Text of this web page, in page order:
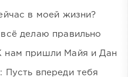
в моей жизни?
делаю правильно
нам пришли Майя и Дан
Пусть впереди тебя